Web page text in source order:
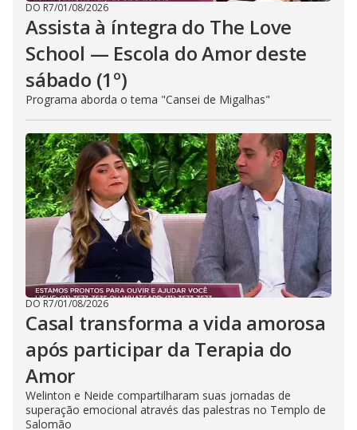
DO R7/01/08/2026
Assista à íntegra do The Love
School — Escola do Amor deste
sábado (1º)
Programa aborda o tema "Cansei de Migalhas"
DO R7/01/08/2026
Casal transforma a vida amorosa
após participar da Terapia do
Amor
Welinton e Neide compartilharam suas jornadas de
superação emocional através das palestras no Templo de
Salomão